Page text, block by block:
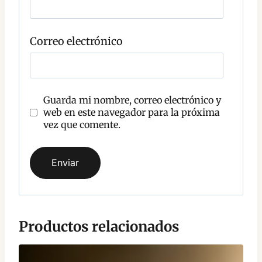
r
i
o
Correo electrónico
Guarda mi nombre, correo electrónico y
web en este navegador para la próxima
vez que comente.
Productos relacionados